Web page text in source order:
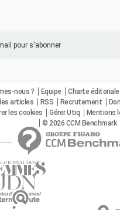
nous ? Equipe Charte éditoriale
articles
RSS Recrutement
les cookies
Gérer Utiq Mentions
© 2026 CCM Benchmark